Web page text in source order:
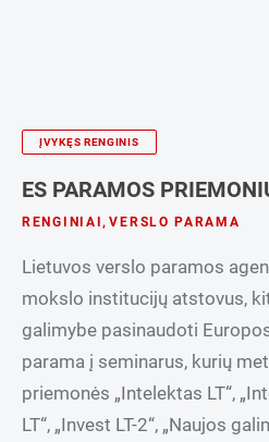
ĮVYKĘS RENGINIS
ES PARAMOS
RENGINIAI,VERSLO PARAMA
Lietuvos verslo paramos
mokslo institucijų atstovus,
galimybe pasinaudoti
parama į seminarus, kurių
priemonės „Intelektas LT“,
LT“, „Invest LT-2“, „Naujos